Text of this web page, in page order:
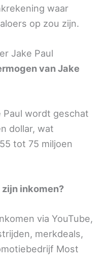
waar
op zou zijn.
Jake Paul
van Jake
Paul wordt geschat
dollar, wat
tot 75 miljoen
inkomen?
via YouTube,
merkdeals,
Most